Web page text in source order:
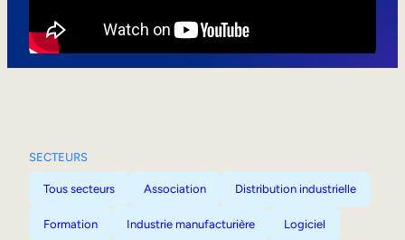
SECTEURS
Tous secteurs Association Distribution industrielle
Formation Industrie manufacturière Logiciel